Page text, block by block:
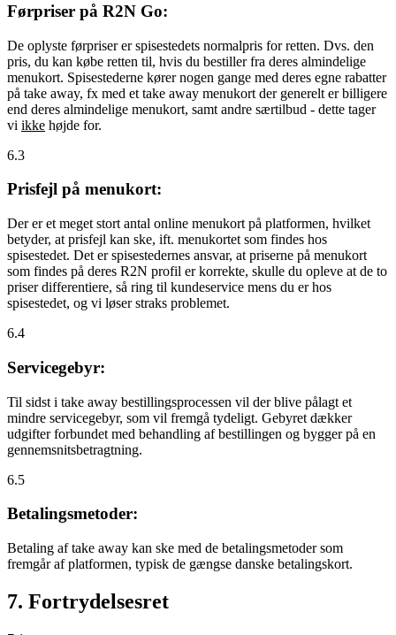
Førpriser på R2N Go:
De oplyste førpriser er spisestedets normalpris for retten. Dvs. den
pris, du kan købe retten til, hvis du bestiller fra deres almindelige
menukort. Spisestederne kører nogen gange med deres egne rabatter
på take away, fx med et take away menukort der generelt er billigere
end deres almindelige menukort, samt andre særtilbud - dette tager
vi ikke højde for.
6.3
Prisfejl på menukort:
Der er et meget stort antal online menukort på platformen, hvilket
betyder, at prisfejl kan ske, ift. menukortet som findes hos
spisestedet. Det er spisestedernes ansvar, at priserne på menukort
som findes på deres R2N profil er korrekte, skulle du opleve at de to
priser differentiere, så ring til kundeservice mens du er hos
spisestedet, og vi løser straks problemet.
6.4
Servicegebyr:
Til sidst i take away bestillingsprocessen vil der blive pålagt et
mindre servicegebyr, som vil fremgå tydeligt. Gebyret dækker
udgifter forbundet med behandling af bestillingen og bygger på en
gennemsnitsbetragtning.
6.5
Betalingsmetoder:
Betaling af take away kan ske med de betalingsmetoder som
fremgår af platformen, typisk de gængse danske betalingskort.
7. Fortrydelsesret